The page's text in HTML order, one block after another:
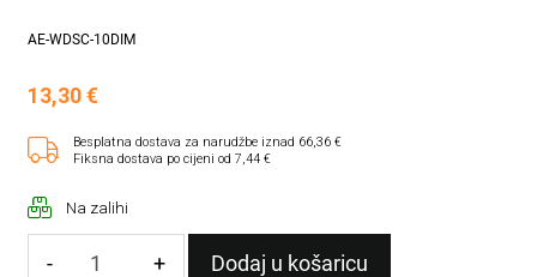
AE-WDSC-10DIM
13,30€
Besplatna dostava za narudžbe iznad 66,36 €
Fiksna dostava po cijeni od 7,44 €
Na zalihi
- + Dodaj u košaricu